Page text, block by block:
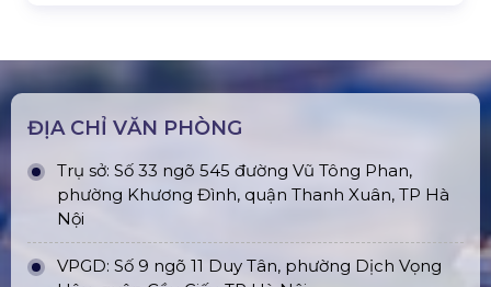
ĐỊA CHỈ VĂN PHÒNG
Trụ sở: Số 33 ngõ 545 đường Vũ Tông Phan,
phường Khương Đình, quận Thanh Xuân, TP Hà
Nội
VPGD: Số 9 ngõ 11 Duy Tân, phường Dịch Vọng